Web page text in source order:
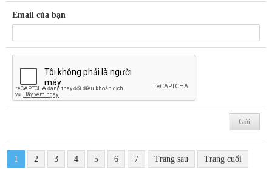
Email của bạn
1 2 3 4 5 6 7 Trang sau Trang cuối